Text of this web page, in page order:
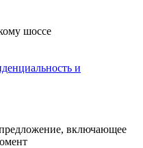
шоссе
и
включающее